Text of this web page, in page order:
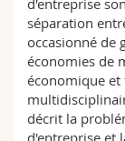
Sciences et
Collaborateurs
Doctorants
Webmail
MyUnifr
d'entreprise
séparation
occasionné de
économies de
économique et
décrit la